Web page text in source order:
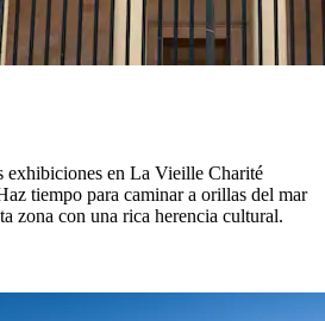
exhibiciones en La Vieille Charité
tiempo para caminar a orillas del mar
zona con una rica herencia cultural.